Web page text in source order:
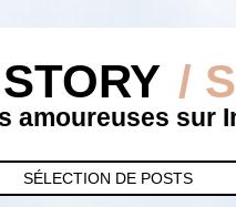
/
amoureuses sur
SÉLECTION DE POSTS